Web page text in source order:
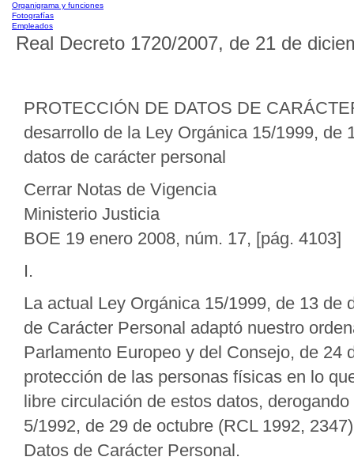
Organigrama y funciones
Fotografías
Empleados
Real Decreto 1720/2007, de 21 de
PROTECCIÓN DE DATOS DE
desarrollo de la Ley Orgánica 15/1999, de
datos de carácter personal
Cerrar Notas de Vigencia
Ministerio Justicia
BOE 19 enero 2008, núm. 17, [pág. 4103]
I.
La actual Ley Orgánica 15/1999, de 13 de
de Carácter Personal adaptó nuestro
Parlamento Europeo y del Consejo, de 24
protección de las personas físicas en lo
libre circulación de estos datos,
5/1992, de 29 de octubre (RCL 1992,
Datos de Carácter Personal.